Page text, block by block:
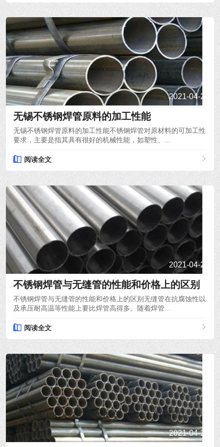
2021-04-22
无锡不锈钢焊管原料的加工性能
无锡不锈钢焊管原料的加工性能不锈钢焊管对原材料的可加工性
要求，主要是指其具有很好的机械性能，如塑性、...
阅读全文
2021-04-21
不锈钢焊管与无缝管的性能和价格上的区别
不锈钢焊管与无缝管的性能和价格上的区别无缝管在抗腐蚀性以
及承压耐高温等性能上要比焊管高得多。随着焊管...
阅读全文
2021-04-20